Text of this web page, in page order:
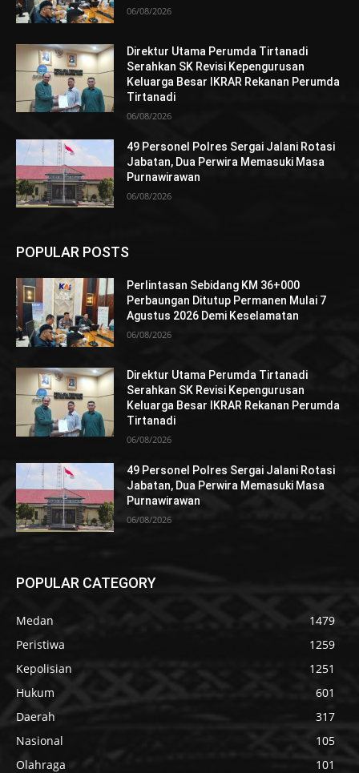
06/08/2026
Direktur Utama Perumda Tirtanadi
Serahkan SK Revisi Kepengurusan
Keluarga Besar IKRAR Rekanan Perumda
Tirtanadi
06/08/2026
49 Personel Polres Sergai Jalani Rotasi
Jabatan, Dua Perwira Memasuki Masa
Purnawirawan
06/08/2026
POPULAR POSTS
Perlintasan Sebidang KM 36+000
Perbaungan Ditutup Permanen Mulai 7
Agustus 2026 Demi Keselamatan
06/08/2026
Direktur Utama Perumda Tirtanadi
Serahkan SK Revisi Kepengurusan
Keluarga Besar IKRAR Rekanan Perumda
Tirtanadi
06/08/2026
49 Personel Polres Sergai Jalani Rotasi
Jabatan, Dua Perwira Memasuki Masa
Purnawirawan
06/08/2026
POPULAR CATEGORY
Medan
1479
Peristiwa
1259
Kepolisian
1251
Hukum
601
Daerah
317
Nasional
105
Olahraga
101